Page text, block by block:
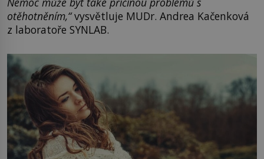
otěhotněním,“vysvětluje MUDr. Andrea Kačenková
z laboratoře SYNLAB.